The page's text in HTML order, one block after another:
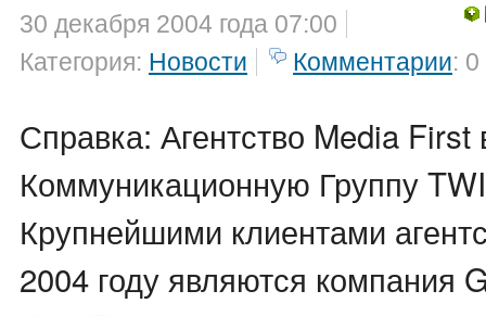
30 декабря 2004 года 07:00
Категория: Новости Комментарии: 0
Справка: Агентство Media First
Коммуникационную Группу
Крупнейшими клиентами
2004 году являются компания